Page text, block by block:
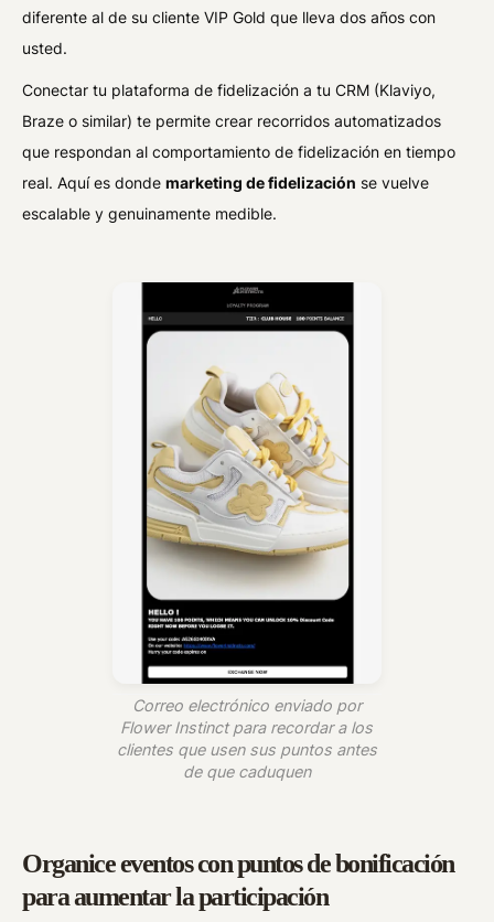
diferente al de su cliente VIP Gold que lleva dos años con
usted.
Conectar tu plataforma de fidelización a tu CRM (Klaviyo,
Braze o similar) te permite crear recorridos automatizados
que respondan al comportamiento de fidelización en tiempo
real. Aquí es dondemarketing de fidelización se vuelve
escalable y genuinamente medible.
Correo electrónico enviado por
Flower Instinct para recordar a los
clientes que usen sus puntos antes
de que caduquen
Organice eventos con puntos de bonificación
para aumentar la participación